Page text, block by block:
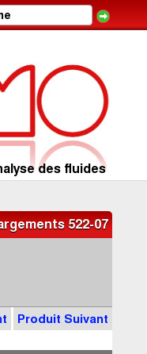
des fluides
522-07
Produit Suivant